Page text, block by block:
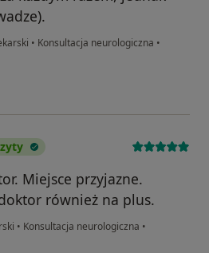
• Konsultacja neurologiczna •
Miejsce przyjazne.
również na plus.
• Konsultacja neurologiczna •